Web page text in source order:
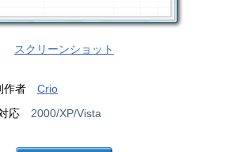
スクリーンショット
作者 Crio
応 2000/XP/Vista